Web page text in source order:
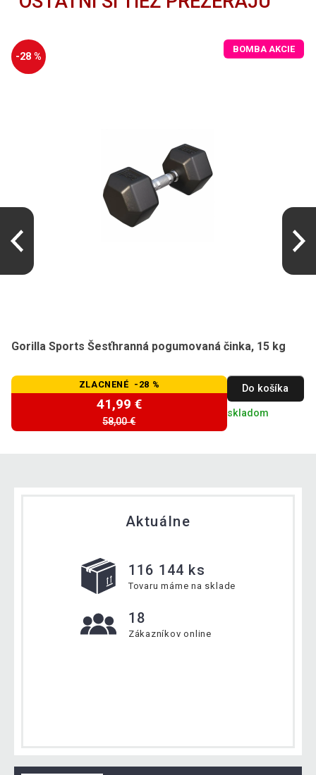
-28 %
BOMBA AKCIE
Gorilla Sports Šesťhranná pogumovaná činka, 15 kg
ZLACNENÉ -28 %
41,99 €
58,00 €
Do košíka
skladom
Aktuálne
116 144 ks
Tovaru máme na sklade
18
Zákazníkov online